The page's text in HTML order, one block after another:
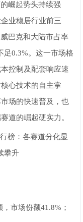
崛起势头持续强
业稳居行业前三
巴克和大陆市占率
足0.3%。这一市场格
控制及配套响应速
心技术的自主掌
场的快速普及，也
道的崛起硬实力。
市场份额41.8%；